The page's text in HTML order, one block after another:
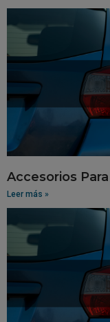
Accesorios
Leer más »